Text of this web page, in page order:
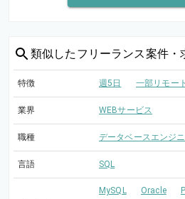
類似した フリーランス案件・
特徴 週5日 一部リモート
業界 WEBサービス
職種 データベースエンジ
言語 SQL
MySQL Oracle